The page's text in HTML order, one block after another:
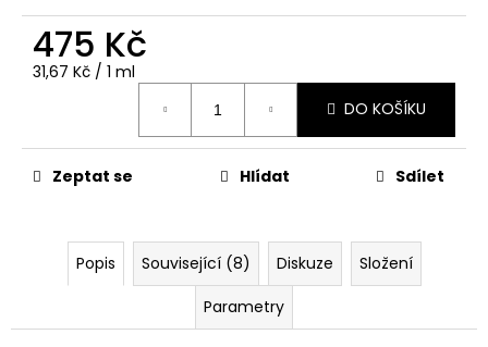
475 Kč
Měrná
31,67 Kč / 1 ml
DO KOŠÍKU
Zeptat se Hlídat Sdílet
Popis Související (8) Diskuze
Složení
Parametry
D
o
p
u